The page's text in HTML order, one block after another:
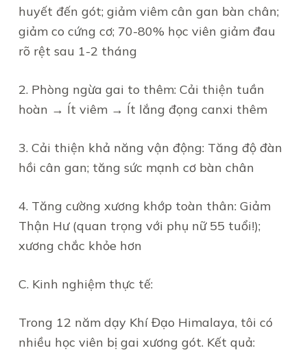
huyết đến gót; giảm viêm cân gan bàn chân;
giảm co cứng cơ; 70-80% học viên giảm đau
rõ rệt sau 1-2 tháng
2. Phòng ngừa gai to thêm: Cải thiện tuần
hoàn → Ít viêm → Ít lắng đọng canxi thêm
3. Cải thiện khả năng vận động: Tăng độ đàn
hồi cân gan; tăng sức mạnh cơ bàn chân
4. Tăng cường xương khớp toàn thân: Giảm
Thận Hư (quan trọng với phụ nữ 55 tuổi!);
xương chắc khỏe hơn
C. Kinh nghiệm thực tế:
Trong 12 năm dạy Khí Đạo Himalaya, tôi có
nhiều học viên bị gai xương gót. Kết quả: